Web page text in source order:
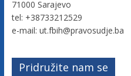
e
d
71000 Sarajevo
tel: +38733212529
e-mail: ut.fbih@pravosudje.ba
Pridružite nam se